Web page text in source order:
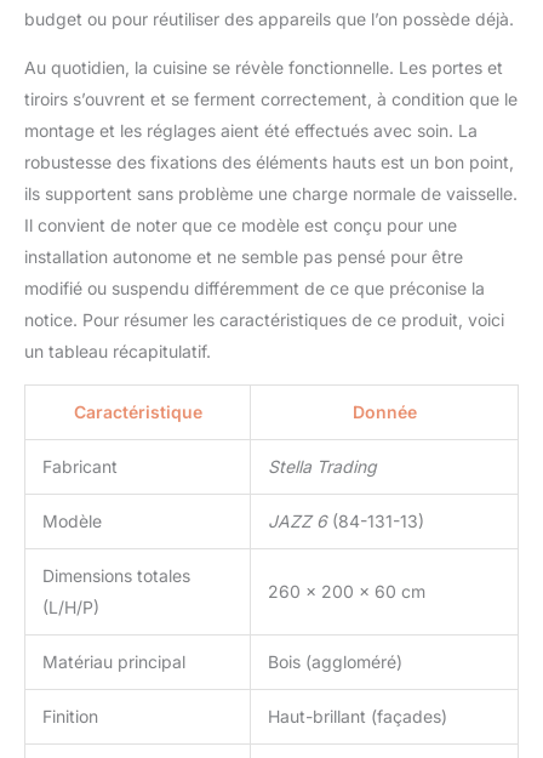
budget ou pour réutiliser des appareils que l’on possède déjà.
Au quotidien, la cuisine se révèle fonctionnelle. Les portes et
tiroirs s’ouvrent et se ferment correctement, à condition que le
montage et les réglages aient été effectués avec soin. La
robustesse des fixations des éléments hauts est un bon point,
ils supportent sans problème une charge normale de vaisselle.
Il convient de noter que ce modèle est conçu pour une
installation autonome et ne semble pas pensé pour être
modifié ou suspendu différemment de ce que préconise la
notice. Pour résumer les caractéristiques de ce produit, voici
un tableau récapitulatif.
Caractéristique Donnée
Fabricant Stella Trading
Modèle JAZZ 6(84-131-13)
Dimensions totales
(L/H/P)
260 x 200 x 60 cm
Matériau principal Bois (aggloméré)
Finition Haut-brillant (façades)